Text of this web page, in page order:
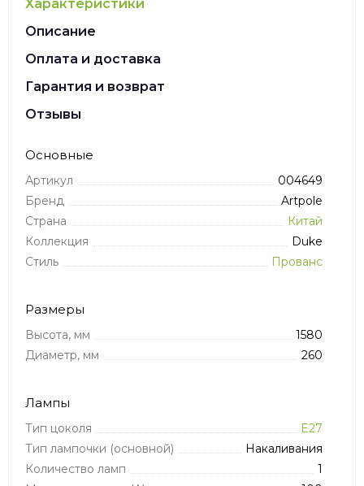
Характеристики
Описание
Оплата и доставка
Гарантия и возврат
Отзывы
Основные
Артикул
004649
Бренд
Artpole
Страна
Китай
Коллекция
Duke
Стиль
Прованс
Размеры
Высота, мм
1580
Диаметр, мм
260
Лампы
Тип цоколя
E27
Тип лампочки (основной)
Накаливания
Количество ламп
1